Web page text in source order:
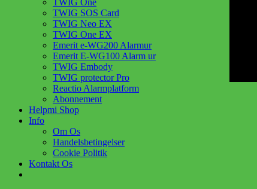
TWIG One
TWIG SOS Card
TWIG Neo EX
TWIG One EX
Emerit e-WG200 Alarmur
Emerit E-WG100 Alarm ur
TWIG Embody
TWIG protector Pro
Reactio Alarmplatform
Abonnement
Helpmi Shop
Info
Om Os
Handelsbetingelser
Cookie Politik
Kontakt Os